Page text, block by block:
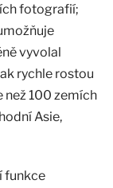
fotografií;
vyvolal
rychle rostou
než 100 zemích
Asie,
funkce